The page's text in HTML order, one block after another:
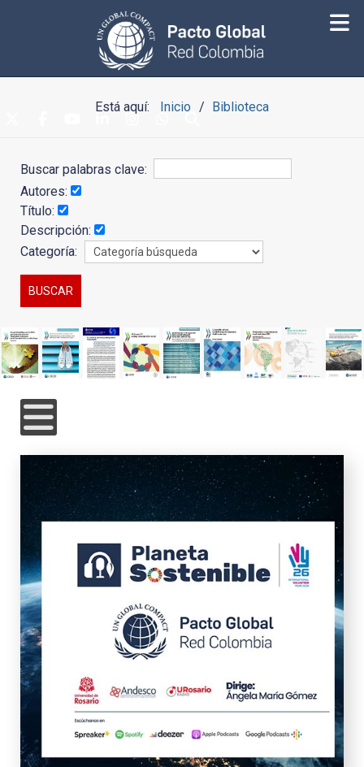
Está aquí: Inicio Biblioteca
Buscar palabras clave:
Autores:
Título:
Descripción:
Categoría: